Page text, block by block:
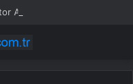
Arızasına Yol Açmadı